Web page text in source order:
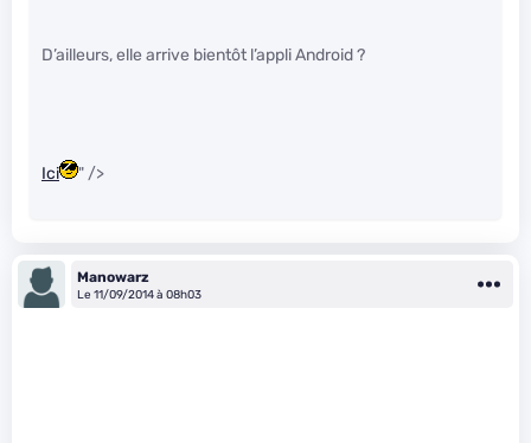
D’ailleurs, elle arrive bientôt l’appli Android ?
Ici " />
Manowarz
Le 11/09/2014 à 08h03